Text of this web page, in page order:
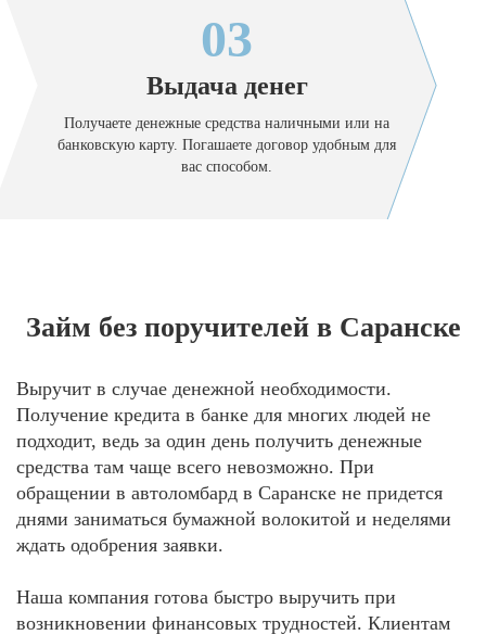
03
Выдача денег
Получаете денежные средства наличными или на
банковскую карту. Погашаете договор удобным для
вас способом.
Займ без поручителей в Саранске
Выручит в случае денежной необходимости.
Получение кредита в банке для многих людей не
подходит, ведь за один день получить денежные
средства там чаще всего невозможно. При
обращении в автоломбард в Саранске не придется
днями заниматься бумажной волокитой и неделями
ждать одобрения заявки.
Наша компания готова быстро выручить при
возникновении финансовых трудностей. Клиентам